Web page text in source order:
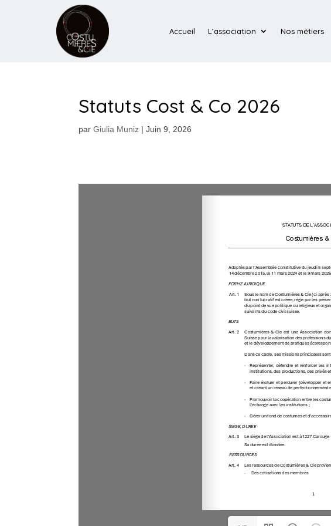
Accueil L’association Nos métiers
Statuts Cost & Co 2026
parGiulia Muniz |Juin 9, 2026